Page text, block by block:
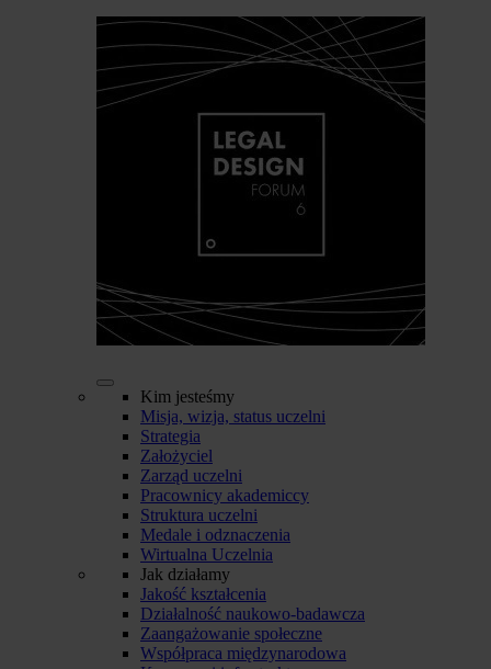
Kim jesteśmy
Misja, wizja, status uczelni
Strategia
Założyciel
Zarząd uczelni
Pracownicy akademiccy
Struktura uczelni
Medale i odznaczenia
Wirtualna Uczelnia
Jak działamy
Jakość kształcenia
Działalność naukowo-badawcza
Zaangażowanie społeczne
Współpraca międzynarodowa